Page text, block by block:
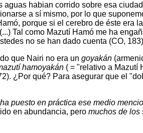
habian corrido sobre esa
a sí mismo, por lo que
porque si el cerebro de éste era
Tal como Mazutí Hamó me ha
no se han dado cuenta (CO,
que Nairi no era un goyakán
hamoyakán ( = "relativo a Mazutí
¿Por qué? Para asegurar que el
ha puesto en práctica ese medio
en abundancia, pero muchos de los